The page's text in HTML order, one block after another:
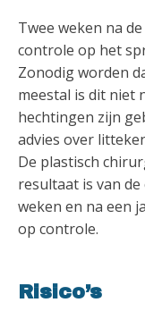
Twee weken na
controle op het
Zonodig worden
meestal is dit niet
hechtingen zijn
advies over
De plastisch
resultaat is van
weken en na een
op controle.
Risico’s